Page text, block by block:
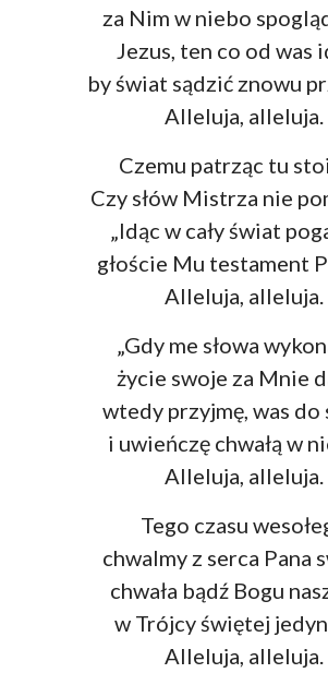
za Nim w niebo
Jezus, ten co od was
by świat sądzić znowu
Alleluja, alleluja.
Czemu patrząc tu
Czy słów Mistrza nie
„Idąc w cały świat
głoście Mu testament
Alleluja, alleluja.
„Gdy me słowa
życie swoje za Mnie
wtedy przyjmę, was do
i uwieńczę chwałą w
Alleluja, alleluja.
Tego czasu
chwalmy z serca Pana
chwała bądź Bogu
w Trójcy świętej
Alleluja, alleluja.